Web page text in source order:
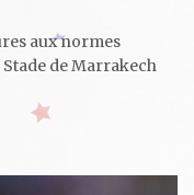
aux normes
de Marrakech